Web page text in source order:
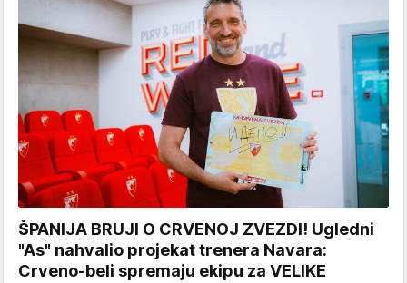
ŠPANIJA BRUJI O CRVENOJ ZVEZDI! Ugledni
"As" nahvalio projekat trenera Navara:
Crveno-beli spremaju ekipu za VELIKE